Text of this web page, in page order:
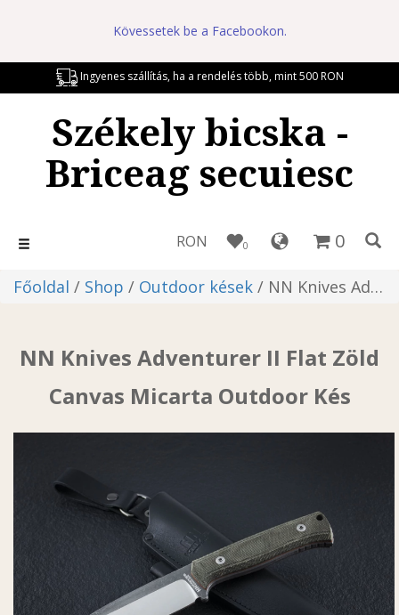
Kövessetek be a Facebookon.
Ingyenes szállítás, ha a rendelés több, mint 500 RON
Székely bicska -
Briceag secuiesc
Toggle
0
0
RON
Főoldal / Shop / Outdoor kések / NN Knives Adventurer II Flat Zöld Canvas Micarta Outdoor Kés
NN Knives Adventurer II Flat Zöld
Canvas Micarta Outdoor Kés